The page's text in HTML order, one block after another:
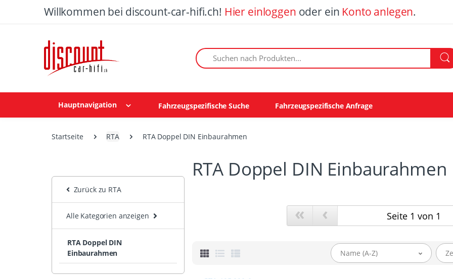
Willkommen bei discount-car-hifi.ch! Hier einloggen oder ein Konto anlegen.
Suchen nach Produkten:
Hauptnavigation Fahrzeugspezifische Suche Fahrzeugspezifische Anfrage
Startseite RTA RTA Doppel DIN Einbaurahmen
Zurück zu RTA
Alle Kategorien anzeigen
RTA Doppel DIN
Einbaurahmen
RTA Doppel DIN Einbaurahmen
« ‹
Name (A-Z)